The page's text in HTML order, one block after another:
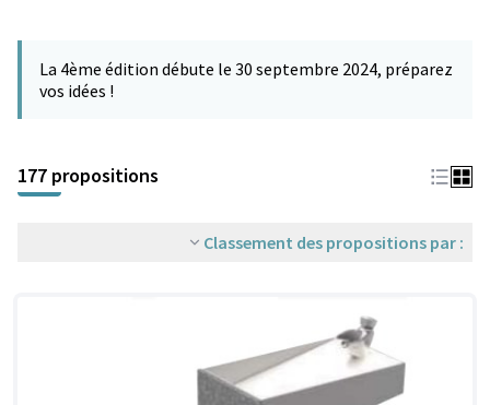
−
La 4ème édition débute le 30 septembre 2024, préparez
vos idées !
177 propositions
Classement des propositions par :